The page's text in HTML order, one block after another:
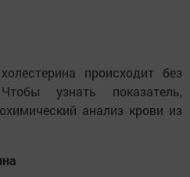
происходит без
узнать показатель,
анализ крови из